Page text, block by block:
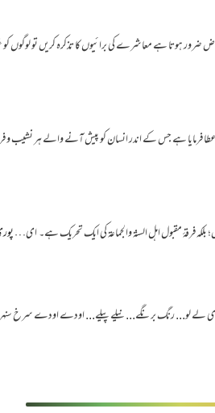
ضرور ہوتا ہے معاشرے کی برائیوں کا تذکرہ کریں تو لوگوں
عطا فرمایا ہے جس کے اندر انسان کو پیش آنے والے ہر نشیب
بلکہ فرقۂ مقبول اہل السنۃ والجماعۃ کی ایک تحریک ہے۔ ای…
لے لو... رنگ برنگے... نیلے پیلے... اودے اودے سرخ